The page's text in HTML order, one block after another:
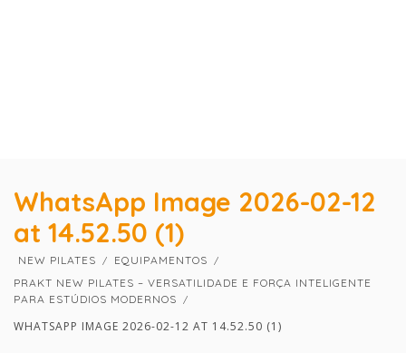
WhatsApp Image 2026-02-12
at 14.52.50 (1)
NEW PILATES
EQUIPAMENTOS
PRAKT NEW PILATES – VERSATILIDADE E FORÇA INTELIGENTE
PARA ESTÚDIOS MODERNOS
WHATSAPP IMAGE 2026-02-12 AT 14.52.50 (1)